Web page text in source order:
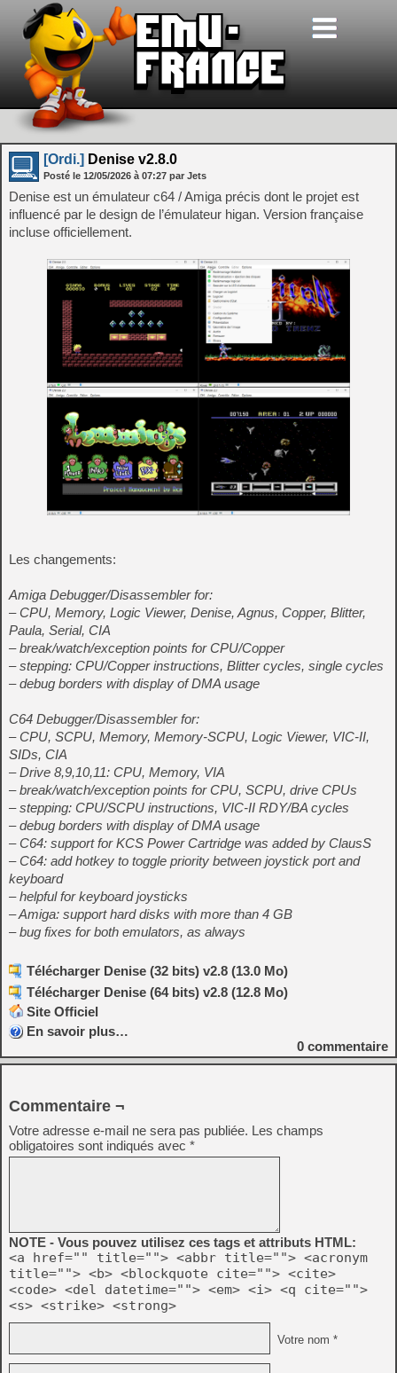
[Ordi.] Denise v2.8.0
Posté le 12/05/2026 à 07:27 par Jets
Denise est un émulateur c64 / Amiga précis dont le projet est
influencé par le design de l’émulateur higan. Version française
incluse officiellement.
Les changements:
Amiga Debugger/Disassembler for:
– CPU, Memory, Logic Viewer, Denise, Agnus, Copper, Blitter,
Paula, Serial, CIA
– break/watch/exception points for CPU/Copper
– stepping: CPU/Copper instructions, Blitter cycles, single cycles
– debug borders with display of DMA usage
C64 Debugger/Disassembler for:
– CPU, SCPU, Memory, Memory-SCPU, Logic Viewer, VIC-II,
SIDs, CIA
– Drive 8,9,10,11: CPU, Memory, VIA
– break/watch/exception points for CPU, SCPU, drive CPUs
– stepping: CPU/SCPU instructions, VIC-II RDY/BA cycles
– debug borders with display of DMA usage
– C64: support for KCS Power Cartridge was added by ClausS
– C64: add hotkey to toggle priority between joystick port and
keyboard
– helpful for keyboard joysticks
– Amiga: support hard disks with more than 4 GB
– bug fixes for both emulators, as always
Télécharger Denise (32 bits) v2.8 (13.0 Mo)
Télécharger Denise (64 bits) v2.8 (12.8 Mo)
Site Officiel
En savoir plus…
0 commentaire
Commentaire ¬
Votre adresse e-mail ne sera pas publiée. Les champs
obligatoires sont indiqués avec *
NOTE - Vous pouvez utilisez ces tags et attributs HTML:
<a href="" title=""> <abbr title=""> <acronym
title=""> <b> <blockquote cite=""> <cite>
<code> <del datetime=""> <em> <i> <q cite="">
<s> <strike> <strong>
Votre nom *